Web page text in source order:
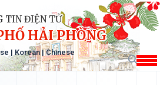
TIN ĐIỆN TỬ
HẢI PHÒNG
| Korean|Chinese